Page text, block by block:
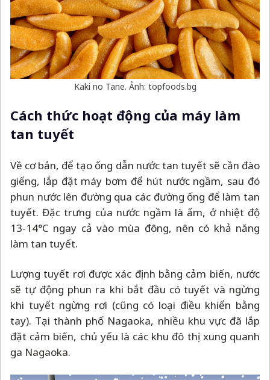
Kaki no Tane. Ảnh: topfoods.bg
Cách thức hoạt động của máy làm
tan tuyết
Về cơ bản, để tạo ống dẫn nước tan tuyết sẽ cần đào
giếng, lắp đặt máy bơm để hút nước ngầm, sau đó
phun nước lên đường qua các đường ống để làm tan
tuyết. Đặc trưng của nước ngầm là ấm, ở nhiệt độ
13-14°C ngay cả vào mùa đông, nên có khả năng
làm tan tuyết.
Lượng tuyết rơi được xác định bằng cảm biến, nước
sẽ tự động phun ra khi bắt đầu có tuyết và ngừng
khi tuyết ngừng rơi (cũng có loại điều khiển bằng
tay). Tại thành phố Nagaoka, nhiều khu vực đã lắp
đặt cảm biến, chủ yếu là các khu đô thị xung quanh
ga Nagaoka.